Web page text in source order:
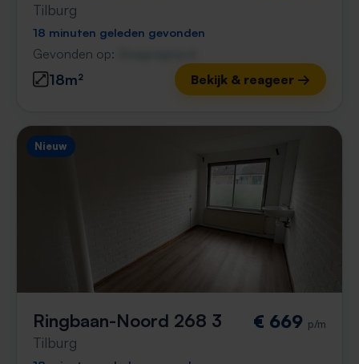
Tilburg
18 minuten geleden gevonden
Gevonden op:
18m² Bekijk & reageer →
Nieuw
Ringbaan-Noord 268 3
Tilburg
€ 669 p/m